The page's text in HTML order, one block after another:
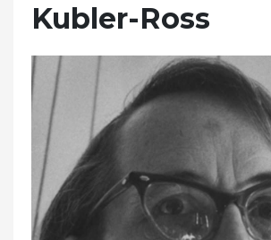
Kubler-Ross